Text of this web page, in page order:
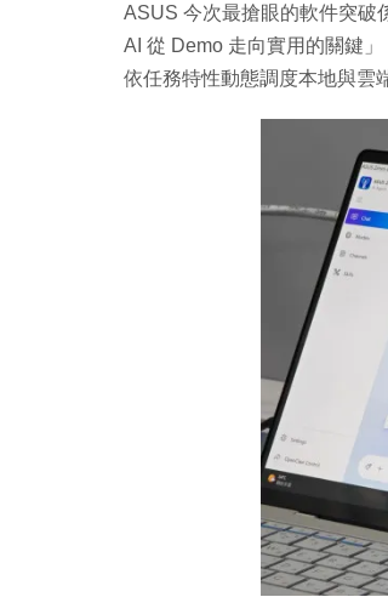
ASUS 今次最搶眼的軟件突破
AI 從 Demo 走向實用的關鍵
依任務特性動態調度本地與雲